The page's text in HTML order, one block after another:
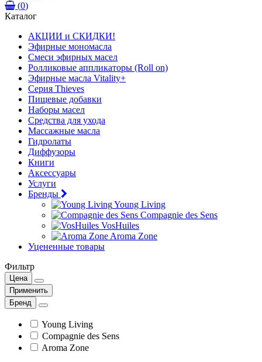
(0)
Каталог
АКЦИИ и СКИДКИ!
Эфирные мономасла
Смеси эфирных масел
Ролликовые аппликаторы (Roll on)
Эфирные масла Vitality+
Серия Thieves
Пищевые добавки
Наборы масел
Средства для ухода
Массажные масла
Гидролаты
Диффузоры
Книги
Аксессуары
Услуги
Бренды
Young Living
Compagnie des Sens
VosHuiles
Aroma Zone
Уцененные товары
Фильтр
Цена
Применить
Бренд
Young Living
Compagnie des Sens
Aroma Zone